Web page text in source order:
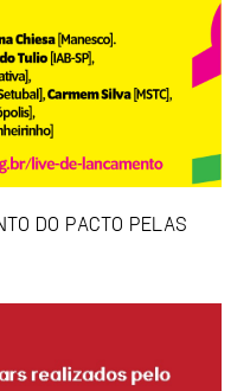
DO PACTO PELAS